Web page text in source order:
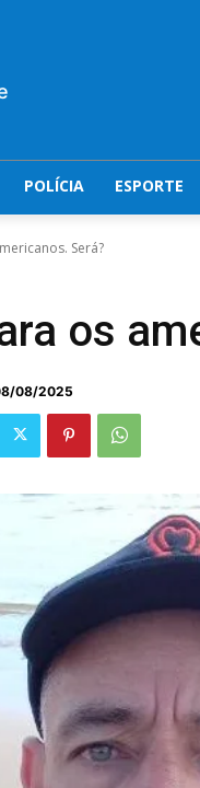
POLÍCIA ESPORTE
Será?
os
08/2025